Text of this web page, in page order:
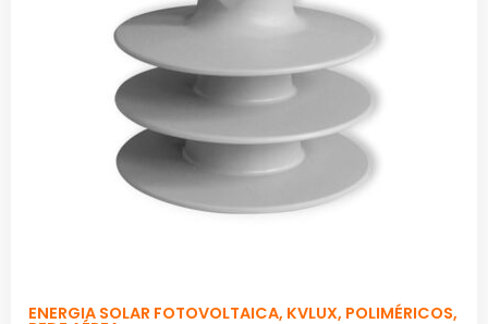
ENERGIA SOLAR FOTOVOLTAICA, KVLUX, POLIMÉRICOS,